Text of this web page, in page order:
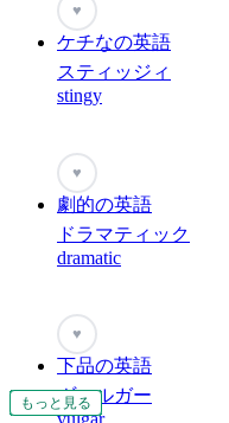
もっと見る
もっと見る
もっと見る
もっと見る
もっと見る
もっと見る
もっと見る
もっと見る
もっと見る
もっと見る
もっと見る
もっと見る
もっと見る
もっと見る
もっと見る
♥
ケチなの英語
スティッジィ
stingy
♥
劇的の英語
ドラマティック
dramatic
♥
下品の英語
ヴォルガー
もっと見る
もっと見る
もっと見る
もっと見る
もっと見る
もっと見る
もっと見る
もっと見る
もっと見る
もっと見る
もっと見る
もっと見る
もっと見る
もっと見る
もっと見る
もっと見る
もっと見る
もっと見る
もっと見る
もっと見る
もっと見る
もっと見る
もっと見る
もっと見る
もっと見る
もっと見る